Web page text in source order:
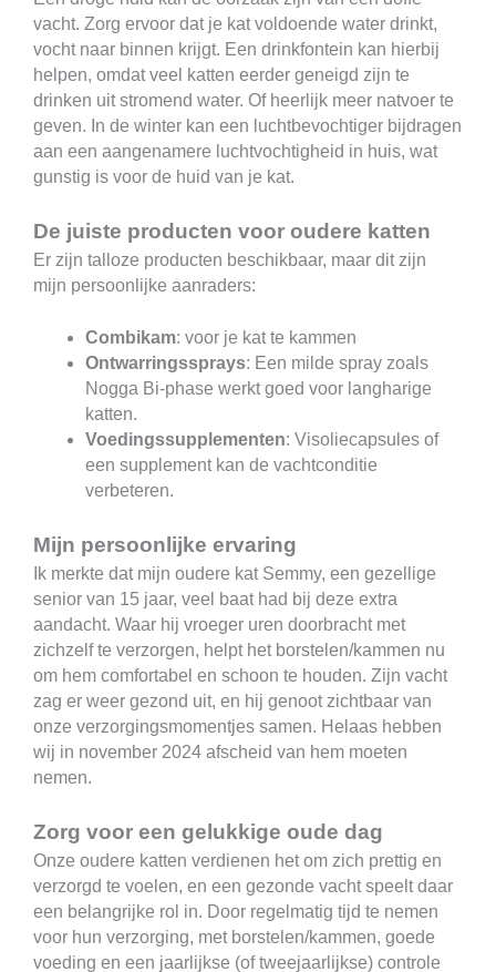
vacht. Zorg ervoor dat je kat voldoende water drinkt,
vocht naar binnen krijgt. Een drinkfontein kan hierbij
helpen, omdat veel katten eerder geneigd zijn te
drinken uit stromend water. Of heerlijk meer natvoer te
geven. In de winter kan een luchtbevochtiger bijdragen
aan een aangenamere luchtvochtigheid in huis, wat
gunstig is voor de huid van je kat.
De juiste producten voor oudere katten
Er zijn talloze producten beschikbaar, maar dit zijn
mijn persoonlijke aanraders:
Combikam: voor je kat te kammen
Ontwarringssprays: Een milde spray zoals
Nogga Bi-phase werkt goed voor langharige
katten.
Voedingssupplementen: Visoliecapsules of
een supplement kan de vachtconditie
verbeteren.
Mijn persoonlijke ervaring
Ik merkte dat mijn oudere kat Semmy, een gezellige
senior van 15 jaar, veel baat had bij deze extra
aandacht. Waar hij vroeger uren doorbracht met
zichzelf te verzorgen, helpt het borstelen/kammen nu
om hem comfortabel en schoon te houden. Zijn vacht
zag er weer gezond uit, en hij genoot zichtbaar van
onze verzorgingsmomentjes samen. Helaas hebben
wij in november 2024 afscheid van hem moeten
nemen.
Zorg voor een gelukkige oude dag
Onze oudere katten verdienen het om zich prettig en
verzorgd te voelen, en een gezonde vacht speelt daar
een belangrijke rol in. Door regelmatig tijd te nemen
voor hun verzorging, met borstelen/kammen, goede
voeding en een jaarlijkse (of tweejaarlijkse) controle